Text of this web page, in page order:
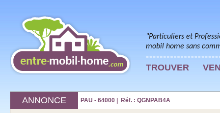
"Particuliers et
mobil home sans
TROUVER
ANNONCE PAU - 64000 | Réf. : QGNPAB4A